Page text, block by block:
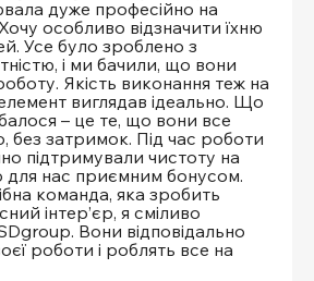
дуже професійно на
особливо відзначити їхню
Усе було зроблено з
і ми бачили, що вони
Якість виконання теж на
виглядав ідеально. Що
– це те, що вони все
без затримок. Під час роботи
підтримували чистоту на
для нас приємним бонусом.
команда, яка зробить
інтер’єр, я сміливо
Вони відповідально
роботи і роблять все на